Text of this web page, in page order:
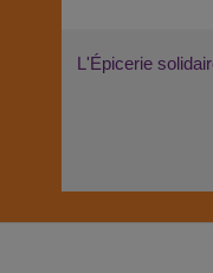
L'Épicerie